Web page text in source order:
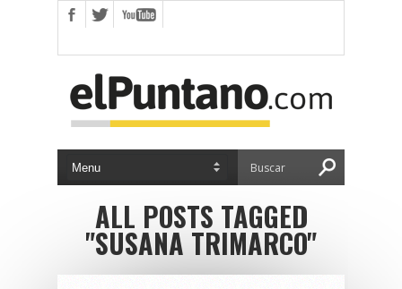
ALL POSTS TAGGED
"SUSANA TRIMARCO"